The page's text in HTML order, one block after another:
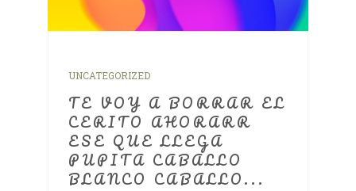
UNCATEGORIZED
TE VOY A BORRAR EL
CERITO AHORARR
ESE QUE LLEGA
PUPITA CABALLO
BLANCO CABALLO...